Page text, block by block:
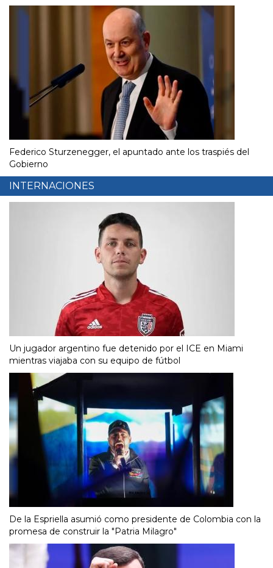
Federico Sturzenegger, el apuntado ante los traspiés del
Gobierno
INTERNACIONES
Un jugador argentino fue detenido por el ICE en Miami
mientras viajaba con su equipo de fútbol
De la Espriella asumió como presidente de Colombia con la
promesa de construir la "Patria Milagro"